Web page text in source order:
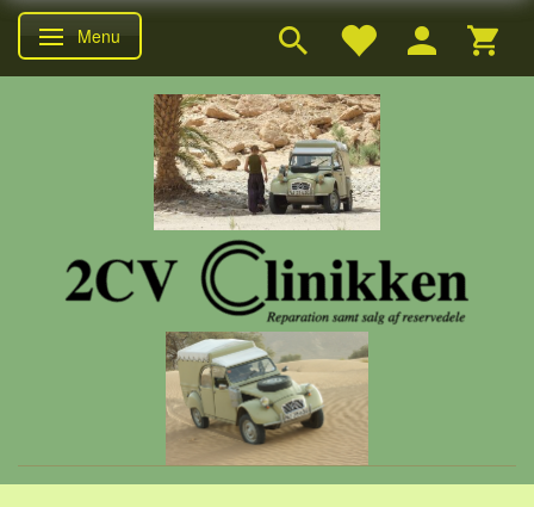
Skifte navigation
Menu